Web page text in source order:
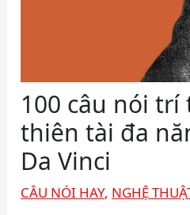
100 câu nói trí
thiên tài đa
Da Vinci
CÂU NÓI HAY, NGHỆ